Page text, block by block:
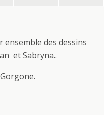
des dessins
et Sabryna..